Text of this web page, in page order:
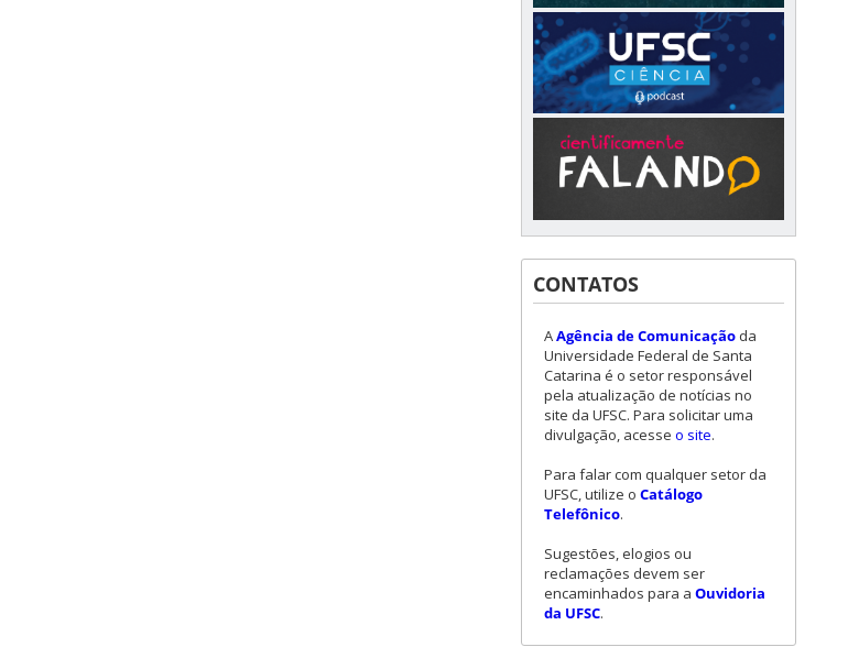
CONTATOS
AAgência de Comunicação da
Universidade Federal de Santa
Catarina é o setor responsável
pela atualização de notícias no
site da UFSC. Para solicitar uma
divulgação, acesse o site.
Para falar com qualquer setor da
UFSC, utilize o Catálogo
Telefônico.
Sugestões, elogios ou
reclamações devem ser
encaminhados para a Ouvidoria
da UFSC.